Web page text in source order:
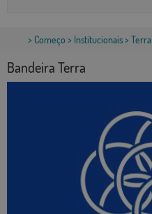
> Começo > Institucionais> Terra
Bandeira Terra